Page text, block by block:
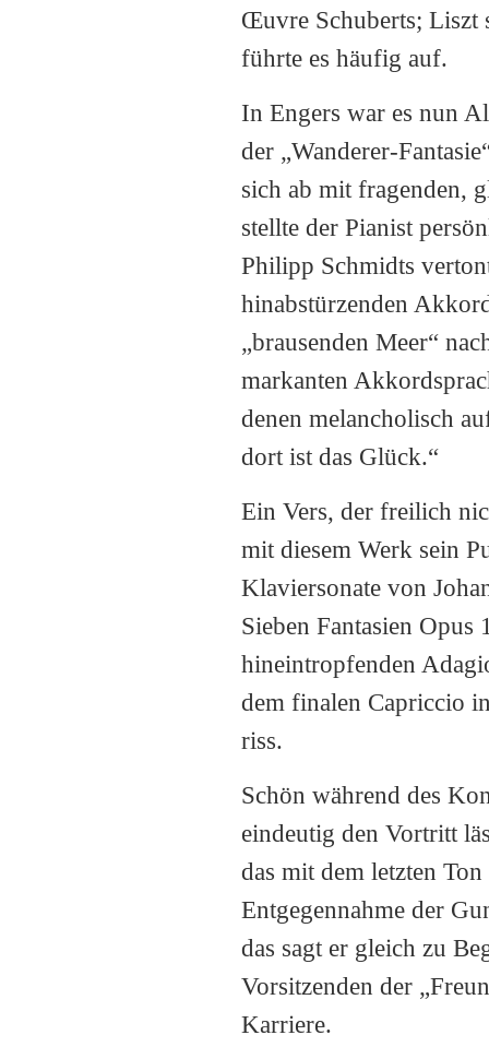
Œuvre Schuberts; Liszt
führte es häufig auf.
In Engers war es nun
der „Wanderer-
sich ab mit fragenden,
stellte der Pianist
Philipp Schmidts
hinabstürzenden
„brausenden Meer“
markanten
denen melancholisch
dort ist das Glück.“
Ein Vers, der freilich
mit diesem Werk sein
Klaviersonate von
Sieben Fantasien
hineintropfenden
dem finalen Capriccio
riss.
Schön während des
eindeutig den Vortritt
das mit dem letzten
Entgegennahme der
das sagt er gleich zu
Vorsitzenden der
Karriere.